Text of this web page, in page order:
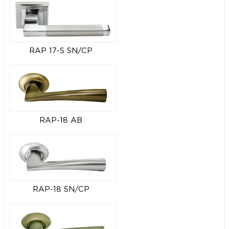
RAP 17-S SN/CP
RAP-18 AB
RAP-18 SN/CP